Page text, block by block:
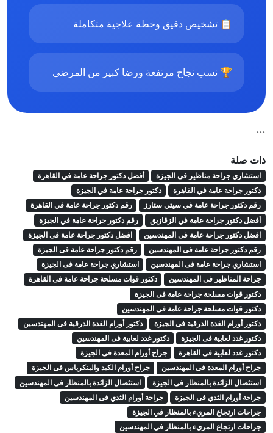
📋 تشخيص دقيق وخطة علاجية متكاملة
🏆 نسب نجاح مرتفعة ورضا كبير من المرضى
```
ذات صلة
استشاري جراحة مناظير فى الجيزة
أفضل دكتور جراحة عامة في القاهرة
دكتور جراحة عامة في القاهرة
دكتور جراحة عامة في الجيزة
رقم دكتور جراحة عامة في سيتي ستارز
رقم دكتور جراحة عامة في القاهرة
أفضل دكتور جراحة عامة في الزقازيق
رقم دكتور جراحة عامة في الجيزة
افضل دكتور جراحة عامة فى المهندسين
افضل دكتور جراحة عامة فى الجيزة
رقم دكتور جراحة عامة فى المهندسين
رقم دكتور جراحة عامة فى الجيزة
استشاري جراحة عامة فى المهندسين
استشاري جراحة عامة فى الجيزة
جراحة المناظير فى المهندسين
دكتور قوات مسلحة جراحة عامة فى القاهرة
دكتور قوات مسلحة جراحة عامة فى الجيزة
دكتور قوات مسلحة جراحة عامة فى المهندسين
دكتور أورام الغدة الدرقية فى الجيزة
دكتور أورام الغدة الدرقية فى المهندسين
دكتور غدد لعابية فى الجيزة
دكتور غدد لعابية فى المهندسين
دكتور غدد لعابية فى القاهرة
جراح أورام المعدة فى الجيزة
جراح أورام المعدة فى المهندسين
جراح أورام الكبد والبنكرياس فى الجيزة
استئصال الزائدة بالمنظار فى الجيزة
استئصال الزائدة بالمنظار فى المهندسين
جراحة أورام الثدي فى الجيزة
جراحة أورام الثدي فى المهندسين
جراحات ارتجاع المريء بالمنظار في الجيزة
جراحات ارتجاع المريء بالمنظار في المهندسين